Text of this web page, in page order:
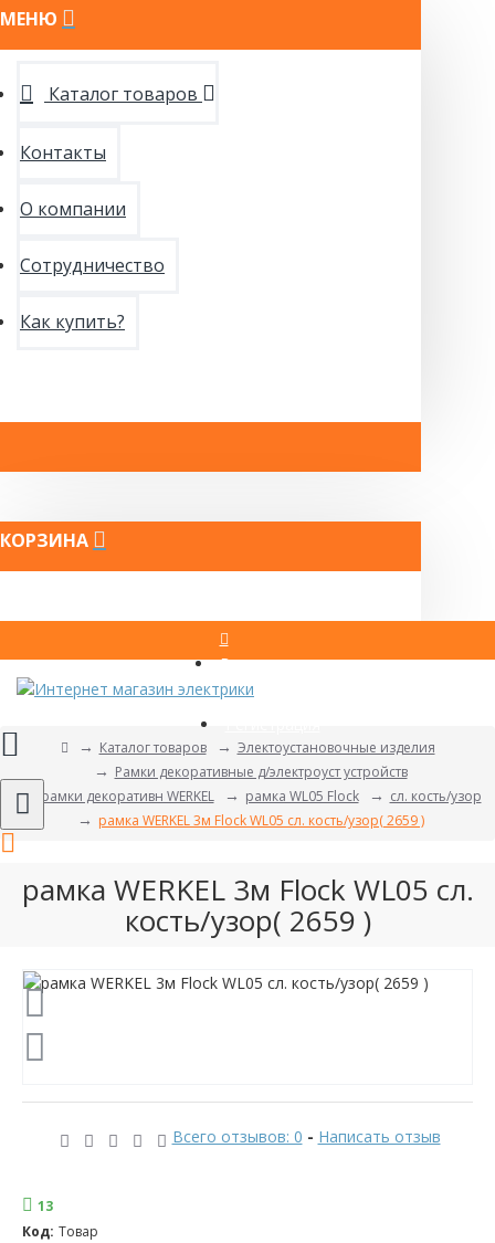
МЕНЮ
Каталог товаров
Контакты
О компании
Сотрудничество
Как купить?
КОРЗИНА
Вход
Каталог товаров
Электоустановочные изделия
Рамки декоративные д/электроуст устройств
рамки декоративн WERKEL
рамка WL05 Flock
сл. кость/узор
рамка WERKEL 3м Flock WL05 сл. кость/узор( 2659 )
рамка WERKEL 3м Flock WL05 сл.
кость/узор( 2659 )
Всего отзывов: 0 - Написать отзыв
13
Код: Товар